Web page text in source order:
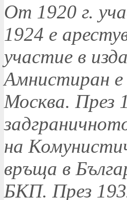
От 1920 г.
1924 е
участие в
Амнистиран е
Москва. През
на
връща в
БКП. През